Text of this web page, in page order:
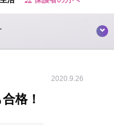
2020.9.26
格！